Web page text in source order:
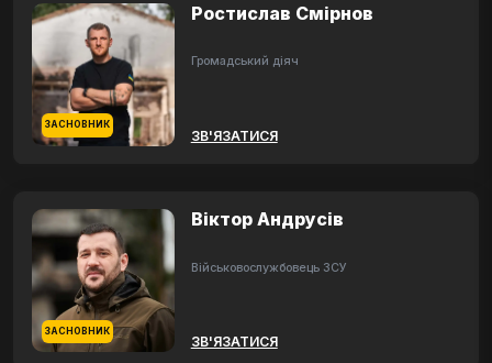
ЗАСНОВНИК
Ростислав Смірнов
Громадський діяч
ЗВ'ЯЗАТИСЯ
ЗАСНОВНИК
Віктор Андрусів
Військовослужбовець ЗСУ
ЗВ'ЯЗАТИСЯ